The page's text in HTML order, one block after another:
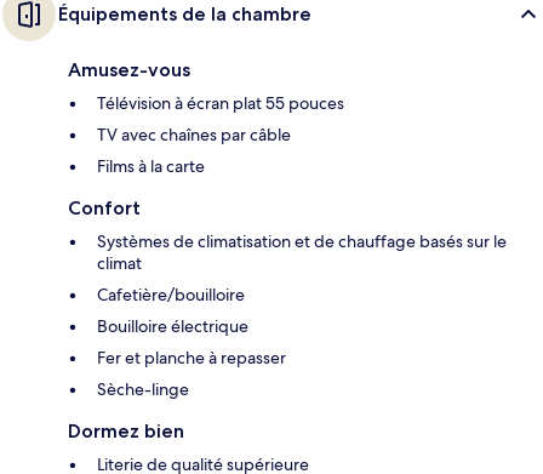
Équipements de la chambre
Amusez-vous
Télévision à écran plat 55 pouces
TV avec chaînes par câble
Films à la carte
Confort
Systèmes de climatisation et de chauffage basés sur le
climat
Cafetière/bouilloire
Bouilloire électrique
Fer et planche à repasser
Sèche-linge
Dormez bien
Literie de qualité supérieure